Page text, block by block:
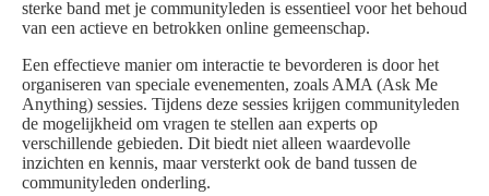
sterke band met je communityleden is essentieel voor het behoud
van een actieve en betrokken online gemeenschap.
Een effectieve manier om interactie te bevorderen is door het
organiseren van speciale evenementen, zoals AMA (Ask Me
Anything) sessies. Tijdens deze sessies krijgen communityleden
de mogelijkheid om vragen te stellen aan experts op
verschillende gebieden. Dit biedt niet alleen waardevolle
inzichten en kennis, maar versterkt ook de band tussen de
communityleden onderling.